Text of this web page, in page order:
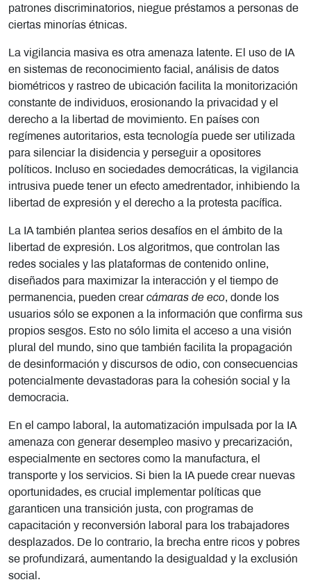
patrones discriminatorios, niegue préstamos a personas de
ciertas minorías étnicas.
La vigilancia masiva es otra amenaza latente. El uso de IA
en sistemas de reconocimiento facial, análisis de datos
biométricos y rastreo de ubicación facilita la monitorización
constante de individuos, erosionando la privacidad y el
derecho a la libertad de movimiento. En países con
regímenes autoritarios, esta tecnología puede ser utilizada
para silenciar la disidencia y perseguir a opositores
políticos. Incluso en sociedades democráticas, la vigilancia
intrusiva puede tener un efecto amedrentador, inhibiendo la
libertad de expresión y el derecho a la protesta pacífica.
La IA también plantea serios desafíos en el ámbito de la
libertad de expresión. Los algoritmos, que controlan las
redes sociales y las plataformas de contenido online,
diseñados para maximizar la interacción y el tiempo de
permanencia, pueden crear cámaras de eco, donde los
usuarios sólo se exponen a la información que confirma sus
propios sesgos. Esto no sólo limita el acceso a una visión
plural del mundo, sino que también facilita la propagación
de desinformación y discursos de odio, con consecuencias
potencialmente devastadoras para la cohesión social y la
democracia.
En el campo laboral, la automatización impulsada por la IA
amenaza con generar desempleo masivo y precarización,
especialmente en sectores como la manufactura, el
transporte y los servicios. Si bien la IA puede crear nuevas
oportunidades, es crucial implementar políticas que
garanticen una transición justa, con programas de
capacitación y reconversión laboral para los trabajadores
desplazados. De lo contrario, la brecha entre ricos y pobres
se profundizará, aumentando la desigualdad y la exclusión
social.